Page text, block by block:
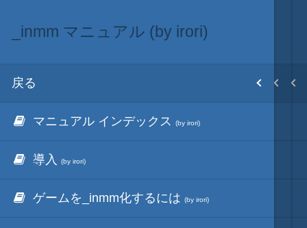
目次
初期設置
改造目録
武将データ
音入替
フル効果音キット
歴代シリーズBGMの抽出
BGMと_inmm.dll
_inmm サイトアーカイブ (by irori)
戻る
_inmm インデックス(by irori)
更新履歴
FAQ(by irori)
_inmm マニュアル (by irori)
戻る
マニュアル インデックス(by irori)
導入(by irori)
ゲームを_inmm化するには(by irori)